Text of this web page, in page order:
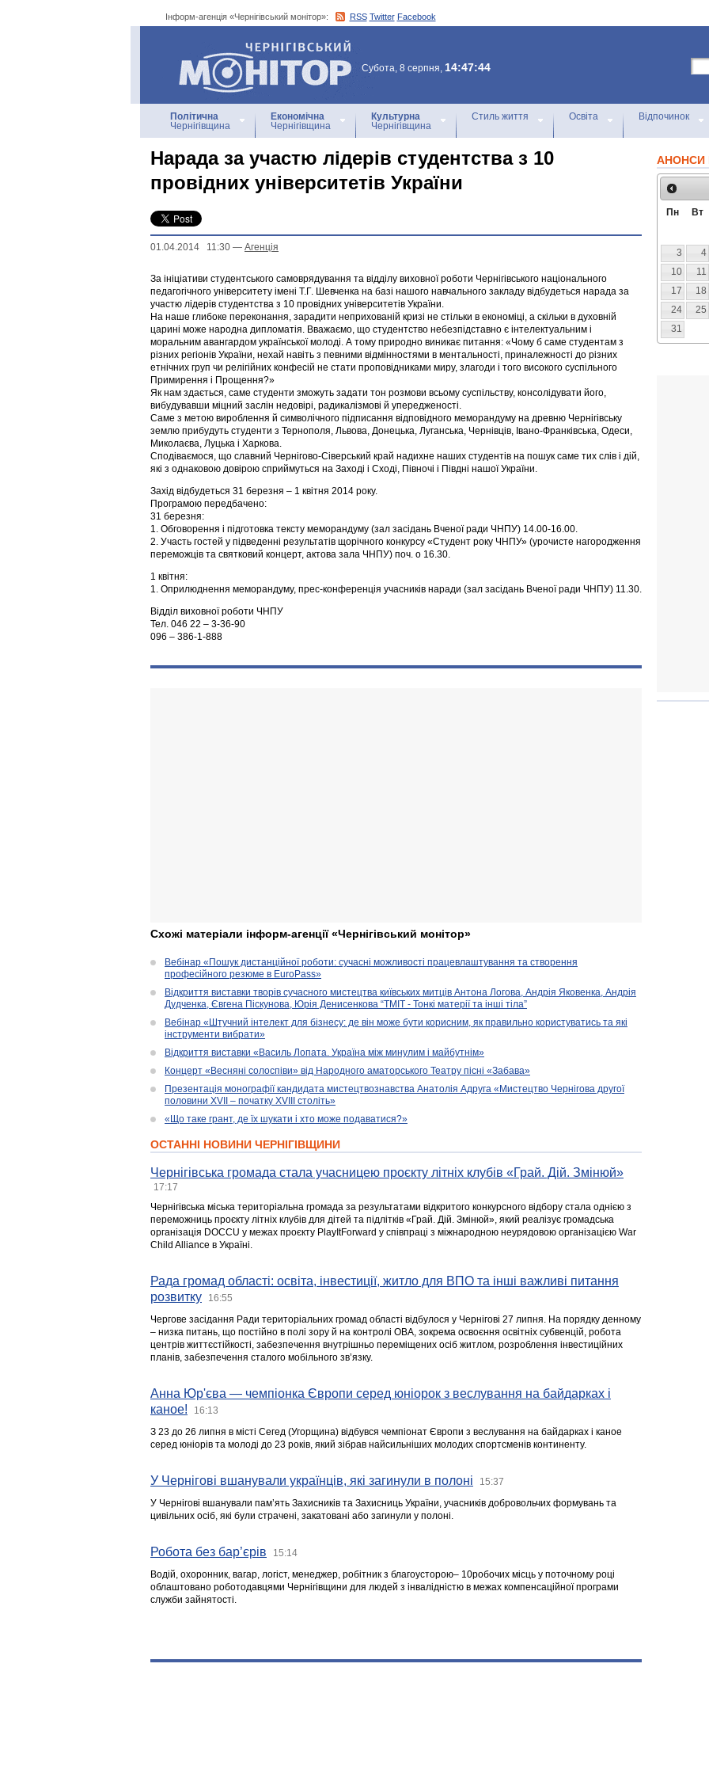
Інформ-агенція «Чернігівський монітор»: RSS Twitter Facebook
Інформ-агенція
«Чернігівський монітор»
Субота, 8 серпня, 14:47:44
Політична
Чернігівщина
Економічна
Чернігівщина
Культурна
Чернігівщина
Стиль життя Освіта Відпочинок
Нарада за участю лідерів студентства з 10
провідних університетів України
01.04.2014 11:30 — Агенцiя
За ініціативи студентського самоврядування та відділу виховної роботи Чернігівського національного
педагогічного університету імені Т.Г. Шевченка на базі нашого навчального закладу відбудеться нарада за
участю лідерів студентства з 10 провідних університетів України.
На наше глибоке переконання, зарадити неприхованій кризі не стільки в економіці, а скільки в духовній
царині може народна дипломатія. Вважаємо, що студентство небезпідставно є інтелектуальним і
моральним авангардом української молоді. А тому природно виникає питання: «Чому б саме студентам з
різних регіонів України, нехай навіть з певними відмінностями в ментальності, приналежності до різних
етнічних груп чи релігійних конфесій не стати проповідниками миру, злагоди і того високого суспільного
Примирення і Прощення?»
Як нам здається, саме студенти зможуть задати тон розмови всьому суспільству, консолідувати його,
вибудувавши міцний заслін недовірі, радикалізмові й упередженості.
Саме з метою вироблення й символічного підписання відповідного меморандуму на древню Чернігівську
землю прибудуть студенти з Тернополя, Львова, Донецька, Луганська, Чернівців, Івано-Франківська, Одеси,
Миколаєва, Луцька і Харкова.
Сподіваємося, що славний Чернігово-Сіверський край надихне наших студентів на пошук саме тих слів і дій,
які з однаковою довірою сприймуться на Заході і Сході, Півночі і Півдні нашої України.
Захід відбудеться 31 березня – 1 квітня 2014 року.
Програмою передбачено:
31 березня:
1. Обговорення і підготовка тексту меморандуму (зал засідань Вченої ради ЧНПУ) 14.00-16.00.
2. Участь гостей у підведенні результатів щорічного конкурсу «Студент року ЧНПУ» (урочисте нагородження
переможців та святковий концерт, актова зала ЧНПУ) поч. о 16.30.
1 квітня:
1. Оприлюднення меморандуму, прес-конференція учасників наради (зал засідань Вченої ради ЧНПУ) 11.30.
Відділ виховної роботи ЧНПУ
Тел. 046 22 – 3-36-90
096 – 386-1-888
Схожі матеріали інформ-агенції «Чернігівський монітор»
Вебінар «Пошук дистанційної роботи: сучасні можливості працевлаштування та створення
професійного резюме в EuroPass»
Відкриття виставки творів сучасного мистецтва київських митців Антона Логова, Андрія Яковенка, Андрія
Дудченка, Євгена Піскунова, Юрія Денисенкова “ТМІТ - Тонкі матерії та інші тіла”
Вебінар «Штучний інтелект для бізнесу: де він може бути корисним, як правильно користуватись та які
інструменти вибрати»
Відкриття виставки «Василь Лопата. Україна між минулим і майбутнім»
Концерт «Весняні солоспіви» від Народного аматорського Театру пісні «Забава»
Презентація монографії кандидата мистецтвознавства Анатолія Адруга «Мистецтво Чернігова другої
половини XVII – початку XVIII століть»
«Що таке грант, де їх шукати і хто може подаватися?»
ОСТАННІ НОВИНИ ЧЕРНІГІВЩИНИ
Чернігівська громада стала учасницею проєкту літніх клубів «Грай. Дій. Змінюй»
17:17
Чернігівська міська територіальна громада за результатами відкритого конкурсного відбору стала однією з
переможниць проєкту літніх клубів для дітей та підлітків «Грай. Дій. Змінюй», який реалізує громадська
організація DOCCU у межах проєкту PlayItForward у співпраці з міжнародною неурядовою організацією War
Child Alliance в Україні.
Рада громад області: освіта, інвестиції, житло для ВПО та інші важливі питання
розвитку
16:55
Чергове засідання Ради територіальних громад області відбулося у Чернігові 27 липня. На порядку денному
– низка питань, що постійно в полі зору й на контролі ОВА, зокрема освоєння освітніх субвенцій, робота
центрів життєстійкості, забезпечення внутрішньо переміщених осіб житлом, розроблення інвестиційних
планів, забезпечення сталого мобільного зв’язку.
Анна Юр'єва — чемпіонка Європи серед юніорок з веслування на байдарках і
каное!
16:13
З 23 до 26 липня в місті Сегед (Угорщина) відбувся чемпіонат Європи з веслування на байдарках і каное
серед юніорів та молоді до 23 років, який зібрав найсильніших молодих спортсменів континенту.
У Чернігові вшанували українців, які загинули в полоні 15:37
У Чернігові вшанували пам’ять Захисників та Захисниць України, учасників добровольчих формувань та
цивільних осіб, які були страчені, закатовані або загинули у полоні.
Робота без бар’єрів 15:14
Водій, охоронник, вагар, логіст, менеджер, робітник з благоусторою– 10робочих місць у поточному році
облаштовано роботодавцями Чернігівщини для людей з інвалідністю в межах компенсаційної програми
служби зайнятості.
АНОНСИ
Пн Вт
3
4
10
11
17
18
24
25
31